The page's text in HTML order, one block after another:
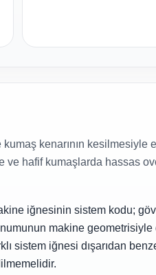
kenarının kesilmesiyle
ve hafif kumaşlarda hassas
iğnesinin sistem kodu;
makine
sistem iğnesi dışarıdan